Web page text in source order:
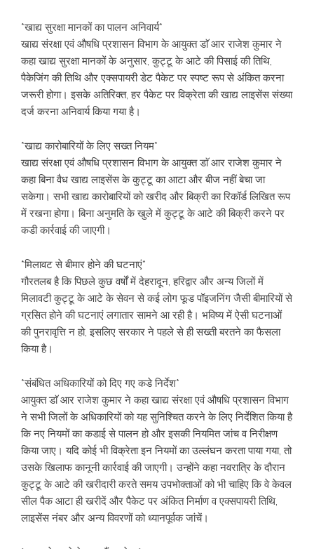
*खाद्य सुरक्षा मानकों का पालन अनिवार्य*
खाद्य संरक्षा एवं औषधि प्रशासन विभाग के आयुक्त डाॅ आर राजेश कुमार ने
कहा खाद्य सुरक्षा मानकों के अनुसार, कुट्टू के आटे की पिसाई की तिथि,
पैकेजिंग की तिथि और एक्सपायरी डेट पैकेट पर स्पष्ट रूप से अंकित करना
जरूरी होगा। इसके अतिरिक्त, हर पैकेट पर विक्रेता की खाद्य लाइसेंस संख्या
दर्ज करना अनिवार्य किया गया है।
*खाद्य कारोबारियों के लिए सख्त नियम*
खाद्य संरक्षा एवं औषधि प्रशासन विभाग के आयुक्त डाॅ आर राजेश कुमार ने
कहा बिना वैध खाद्य लाइसेंस के कुट्टू का आटा और बीज नहीं बेचा जा
सकेगा। सभी खाद्य कारोबारियों को खरीद और बिक्री का रिकॉर्ड लिखित रूप
में रखना होगा। बिना अनुमति के खुले में कुट्टू के आटे की बिक्री करने पर
कडी कार्रवाई की जाएगी।
*मिलावट से बीमार होने की घटनाएं*
गौरतलब है कि पिछले कुछ वर्षों में देहरादून, हरिद्वार और अन्य जिलों में
मिलावटी कुट्टू के आटे के सेवन से कई लोग फूड पॉइजनिंग जैसी बीमारियों से
ग्रसित होने की घटनाएं लगातार सामने आ रही है। भविष्य में ऐसी घटनाओं
की पुनरावृत्ति न हो, इसलिए सरकार ने पहले से ही सख्ती बरतने का फैसला
किया है।
*संबंधित अधिकारियों को दिए गए कडे निर्देश*
आयुक्त डाॅ आर राजेश कुमार ने कहा खाद्य संरक्षा एवं औषधि प्रशासन विभाग
ने सभी जिलों के अधिकारियों को यह सुनिश्चित करने के लिए निर्देशित किया है
कि नए नियमों का कडाई से पालन हो और इसकी नियमित जांच व निरीक्षण
किया जाए। यदि कोई भी विक्रेता इन नियमों का उल्लंघन करता पाया गया, तो
उसके खिलाफ कानूनी कार्रवाई की जाएगी। उन्होंने कहा नवरात्रि के दौरान
कुट्टू के आटे की खरीदारी करते समय उपभोक्ताओं को भी चाहिए कि वे केवल
सील पैक आटा ही खरीदें और पैकेट पर अंकित निर्माण व एक्सपायरी तिथि,
लाइसेंस नंबर और अन्य विवरणों को ध्यानपूर्वक जांचें।